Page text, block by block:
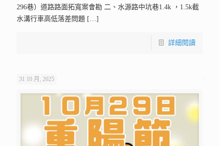
296巷）道路路面拓寬案會勘 二、水源路中坑巷1.4k ，1.5k截
水溝行車高低落差問題 […]
詳細閱讀
31 10 月, 2025